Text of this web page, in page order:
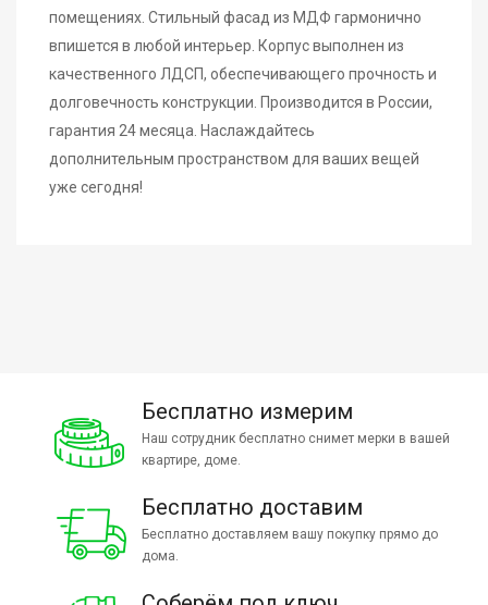
помещениях. Стильный фасад из МДФ гармонично
впишется в любой интерьер. Корпус выполнен из
качественного ЛДСП, обеспечивающего прочность и
долговечность конструкции. Производится в России,
гарантия 24 месяца. Наслаждайтесь
дополнительным пространством для ваших вещей
уже сегодня!
Бесплатно измерим
Наш сотрудник бесплатно снимет мерки в вашей
квартире, доме.
Бесплатно доставим
Бесплатно доставляем вашу покупку прямо до
дома.